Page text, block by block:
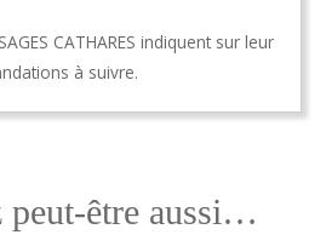
CATHARES indiquent sur leur
à suivre.
peut-être aussi…